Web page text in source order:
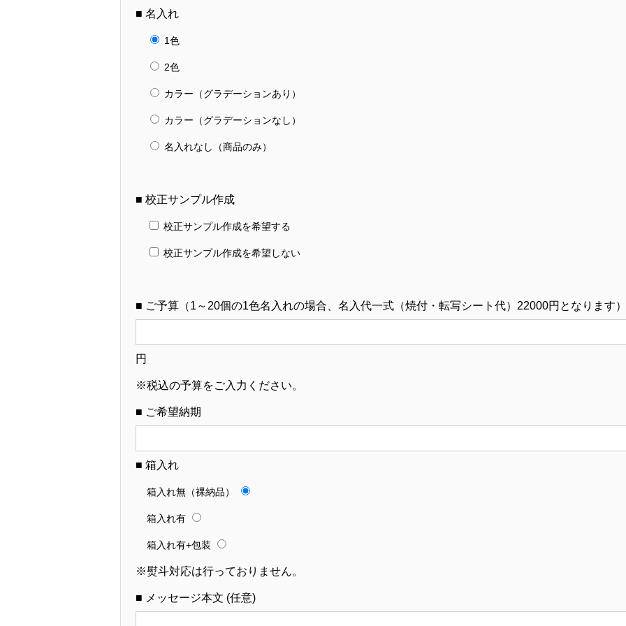
■ 名入れ
1色
2色
カラー（グラデーションあり）
カラー（グラデーションなし）
名入れなし（商品のみ）
■ 校正サンプル作成
校正サンプル作成を希望する
校正サンプル作成を希望しない
■ ご予算（1～20個の1色名入れの場合、名入代一式（焼付・転写シート代）22000円となります）
円
※税込の予算をご入力ください。
■ ご希望納期
■ 箱入れ
箱入れ無（裸納品）
箱入れ有
箱入れ有+包装
※熨斗対応は行っておりません。
■ メッセージ本文 (任意)